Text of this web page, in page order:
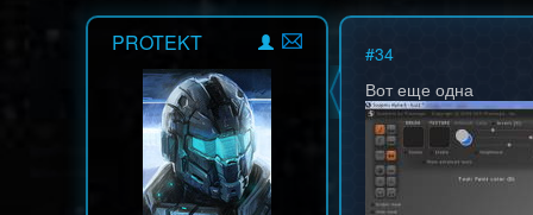
PROTEKT #34
Вот еще одна